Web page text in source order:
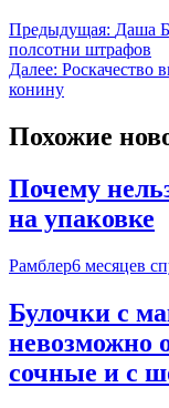
Предыдущая: Даша
полсотни штрафов
Далее: Роскачество
конину
Похожие
Почему
на упаковке
Рамблер6 месяцев
Булочки с
невозможно
сочные и с